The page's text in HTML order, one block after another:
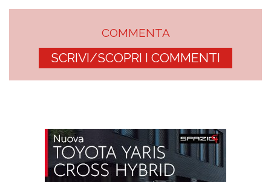
COMMENTA
SCRIVI/SCOPRI I COMMENTI